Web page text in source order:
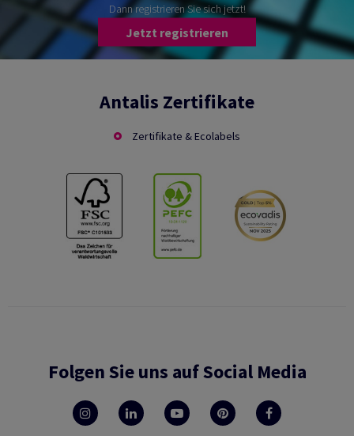
Dann registrieren Sie sich jetzt!
Jetzt registrieren
Antalis Zertifikate
Zertifikate & Ecolabels
Folgen Sie uns auf Social Media